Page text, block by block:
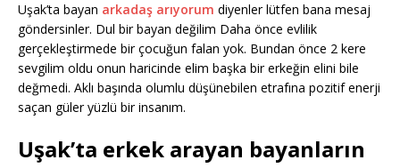
Uşak’ta bayan arkadaş arıyorum diyenler lütfen bana mesaj
göndersinler. Dul bir bayan değilim Daha önce evlilik
gerçekleştirmede bir çocuğun falan yok. Bundan önce 2 kere
sevgilim oldu onun haricinde elim başka bir erkeğin elini bile
değmedi. Aklı başında olumlu düşünebilen etrafına pozitif enerji
saçan güler yüzlü bir insanım.
Uşak’ta erkek arayan bayanların